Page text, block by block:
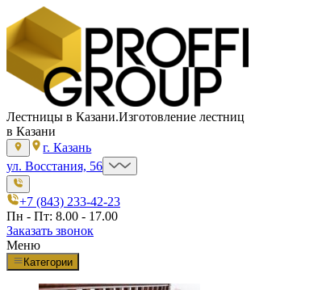
Лестницы в Казани.Изготовление лестниц
в Казани
г. Казань
ул. Восстания, 56
+7 (843) 233-42-23
Пн - Пт: 8.00 - 17.00
Заказать звонок
Меню
Категории